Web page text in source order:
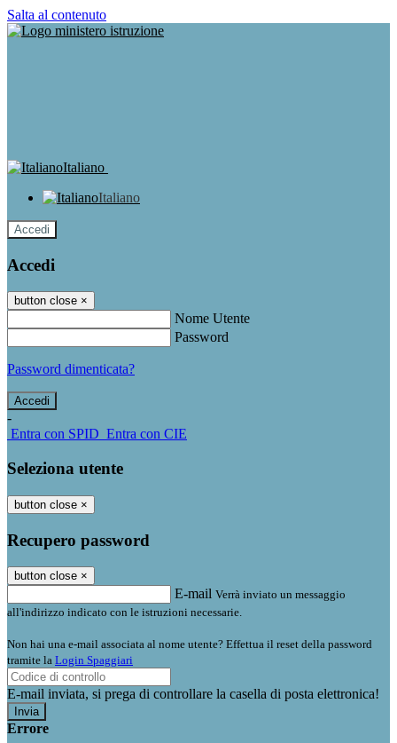
Salta al contenuto
Italiano
Italiano
Accedi
Accedi
button close ×
Nome Utente
Password
Password dimenticata?
-
Entra con SPID Entra con CIE
Seleziona utente
button close ×
Recupero password
button close ×
E-mail Verrà inviato un messaggio
all'indirizzo indicato con le istruzioni necessarie.
Non hai una e-mail associata al nome utente? Effettua il reset della password
tramite la Login Spaggiari
E-mail inviata, si prega di controllare la casella di posta elettronica!
Errore